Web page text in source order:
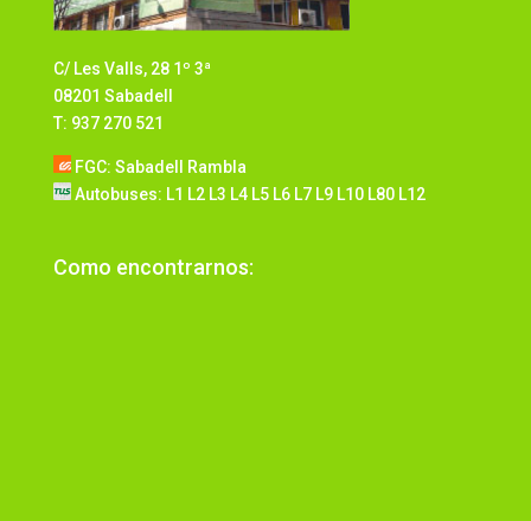
C/ Les Valls, 28 1º 3ª
08201 Sabadell
T: 937 270 521
FGC: Sabadell Rambla
Autobuses: L1 L2 L3 L4 L5 L6 L7 L9 L10 L80 L12
Como encontrarnos: